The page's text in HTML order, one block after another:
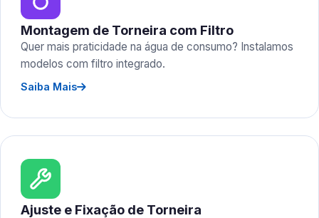
Montagem de Torneira com Filtro
Quer mais praticidade na água de consumo? Instalamos
modelos com filtro integrado.
Saiba Mais
Ajuste e Fixação de Torneira